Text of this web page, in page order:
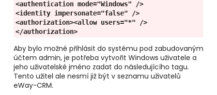
<authentication mode="Windows" />
<identity impersonate="false" />
<authorization><allow users="*" />
</authorization>
Aby bylo možné přihlásit do systému pod zabudovaným
účtem admin, je potřeba vytvořit Windows uživatele a
jeho uživatelské jméno zadat do následujícího tagu.
Tento užitel ale nesmí již být v seznamu uživatelů
eWay-CRM.